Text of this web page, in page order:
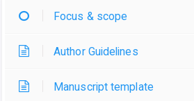
Focus & scope
Author Guidelines
Manuscript template